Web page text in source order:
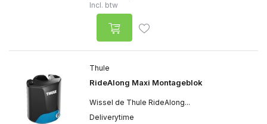
Incl. btw
Thule
RideAlong Maxi Montageblok
Wissel de Thule RideAlong...
Deliverytime